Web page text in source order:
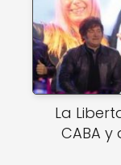
La
CABA